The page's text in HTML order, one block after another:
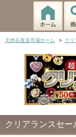
天然石直送市場ホーム > クリ
クリアランスセー